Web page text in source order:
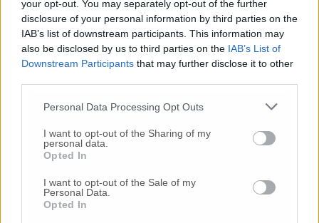
your opt-out. You may separately opt-out of the further
disclosure of your personal information by third parties on the
IAB’s list of downstream participants. This information may
also be disclosed by us to third parties on the IAB’s List of
Downstream Participants that may further disclose it to other
Personal Data Processing Opt Outs
I want to opt-out of the Sharing of my
personal data.
Opted In
I want to opt-out of the Sale of my
Personal Data.
Opted In
Commenta l'articolo
Gli articoli più letti
24 Lug-Bimbi costretti a colpirsi da solie lasciati al
buio:orrore all’asilo, arrestate due educatrici
-Luigia Fortunato,l’ennesimo femminicidio:
-Femminicidio a Loreto.
Donna uccisa a
coltellate.Fermato il compagno: “L’ho ammazzata”
(Foto-Video)
-Scontro tra auto e moto a Numana:
gravissimo un centauro